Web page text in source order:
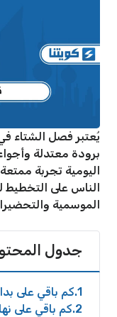
يُعتبر فصل الشتاء
برودة معتدلة
اليومية تجربة
الناس على التخطيط
الموسمية
جدول
1 كم باقي على بداية
2 كم باقي على نهاية